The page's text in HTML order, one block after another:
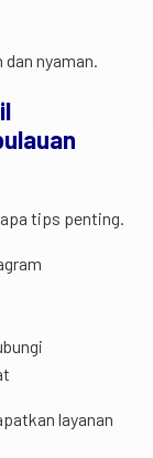
nyaman.
tips penting.
layanan